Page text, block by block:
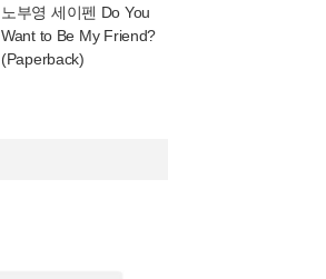
노부영 세이펜 Do You
Want to Be My Friend?
(Paperback)